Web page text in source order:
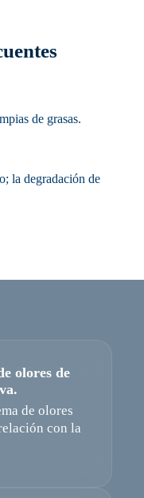
de grasas.
la degradación de
olores de
de olores
con la